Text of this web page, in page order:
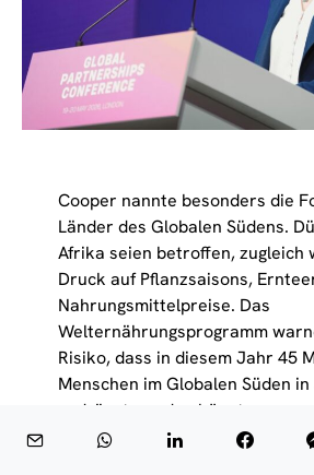
Cooper nannte besonders die
Länder des Globalen Südens.
Afrika seien betroffen, zugleich
Druck auf Pflanzsaisons,
Nahrungsmittelpreise. Das
Welternährungsprogramm
Risiko, dass in diesem Jahr 45
Menschen im Globalen Süden
gedrängt werden könnten.